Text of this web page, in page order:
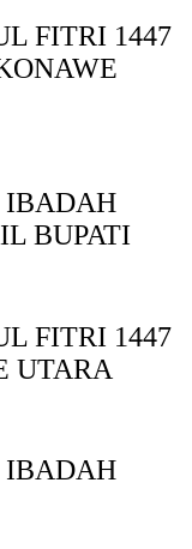
FITRI 1447
IBADAH
BUPATI
FITRI 1447
UTARA
IBADAH